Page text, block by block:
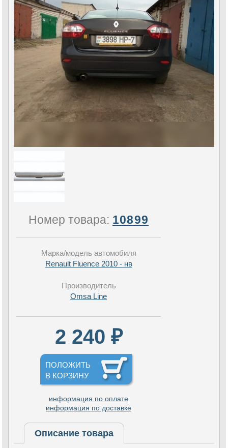
Номер товара: 10899
Марка/модель автомобиля
Renault Fluence 2010 - нв
Производитель
Omsa Line
2 240 ₽
ПОЛОЖИТЬ
В КОРЗИНУ
информация по оплате
информация по доставке
Описание товара